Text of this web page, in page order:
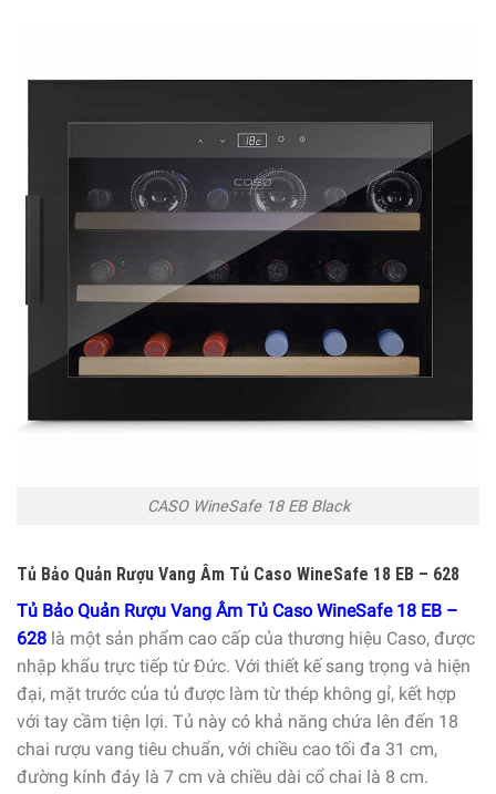
CASO WineSafe 18 EB Black
Tủ Bảo Quản Rượu Vang Âm Tủ Caso WineSafe 18 EB – 628
Tủ Bảo Quản Rượu Vang Âm Tủ Caso WineSafe 18 EB –
628 là một sản phẩm cao cấp của thương hiệu Caso, được
nhập khẩu trực tiếp từ Đức. Với thiết kế sang trọng và hiện
đại, mặt trước của tủ được làm từ thép không gỉ, kết hợp
với tay cầm tiện lợi. Tủ này có khả năng chứa lên đến 18
chai rượu vang tiêu chuẩn, với chiều cao tối đa 31 cm,
đường kính đáy là 7 cm và chiều dài cổ chai là 8 cm.